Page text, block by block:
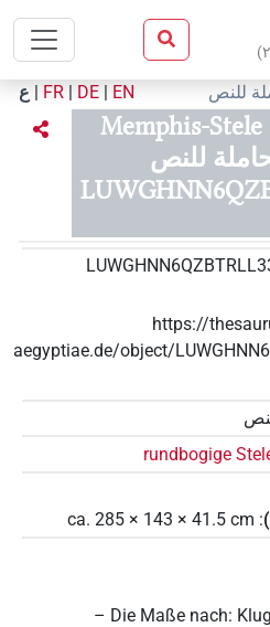
)
للنص EN
|
DE
|
FR
| ع
Memphis-Stele
للنص
https://
aegyptiae.de/object/
rundbogige
:
ca. 285 × 143 × 41.5 cm
– Die Maße nach: